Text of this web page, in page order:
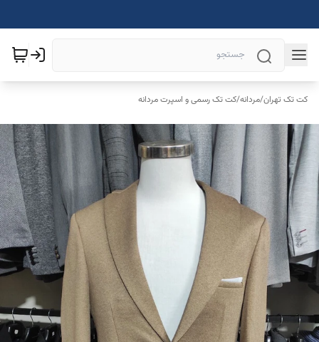
کت تک تهران/مردانه/کت تک رسمی و اسپرت مردانه